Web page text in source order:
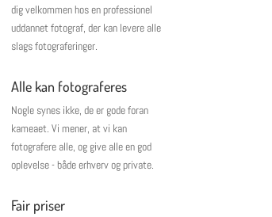
dig velkommen hos en professionel
uddannet fotograf, der kan levere alle
slags fotograferinger.
Alle kan fotograferes
Nogle synes ikke, de er gode foran
kameaet. Vi mener, at vi kan
fotografere alle, og give alle en god
oplevelse - både erhverv og private.
Fair priser